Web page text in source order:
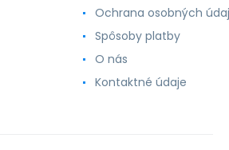
Ochrana osobných
Spôsoby platby
O nás
Kontaktné údaje